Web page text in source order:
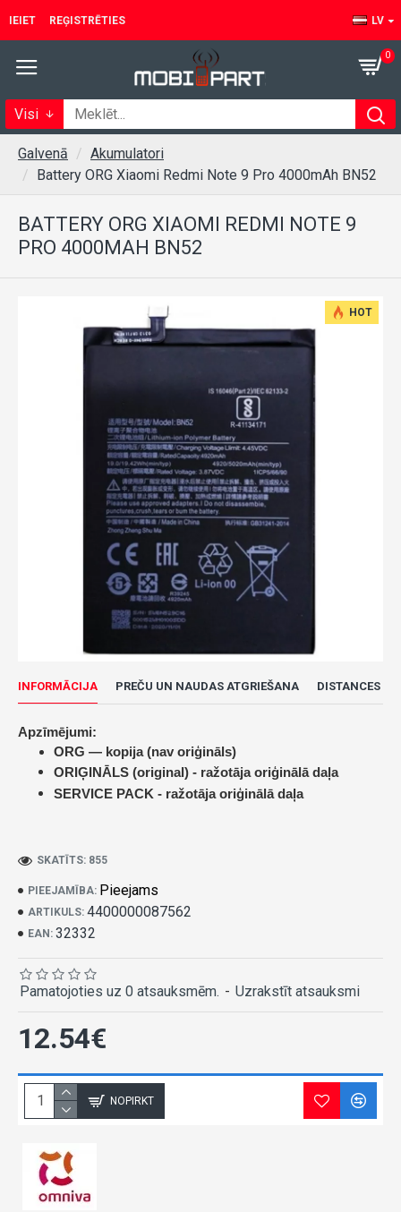
IEIET REĢISTRĒTIES LV
0
Visi
Galvenā
Akumulatori
Battery ORG Xiaomi Redmi Note 9 Pro 4000mAh BN52
BATTERY ORG XIAOMI REDMI NOTE 9
PRO 4000MAH BN52
HOT
INFORMĀCIJA PREČU UN NAUDAS ATGRIEŠANA DISTANCES
Apzīmējumi:
ORG — kopija (nav oriģināls)
ORIĢINĀLS (original) - ražotāja oriģinālā daļa
SERVICE PACK - ražotāja oriģinālā daļa
PIEEJAMĪBA: Pieejams
ARTIKULS: 4400000087562
EAN: 32332
SKATĪTS: 855
Pamatojoties uz 0 atsauksmēm. - Uzrakstīt atsauksmi
12.54€
NOPIRKT